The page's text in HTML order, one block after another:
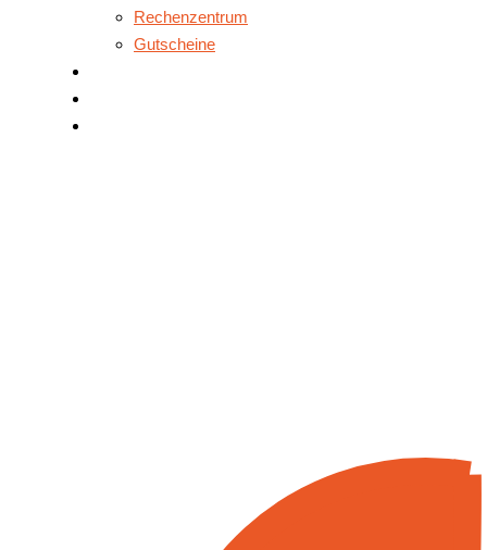
Rechenzentrum
Gutscheine